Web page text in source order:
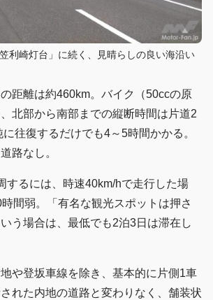
利崎灯台」に続く、見晴らしの良い海沿い
の距離は約460km。バイク（50ccの原
北部から南部までの縦断時間は片道2
往復するだけでも4～5時間かかる。
路なし。
するには、時速40km/hで走行した場
間弱。「有名な観光スポットは押さ
う場合は、最低でも2泊3日は滞在し
地や登坂車線を除き、基本的に片側1車
れた内地の道路と変わりなく、舗装状